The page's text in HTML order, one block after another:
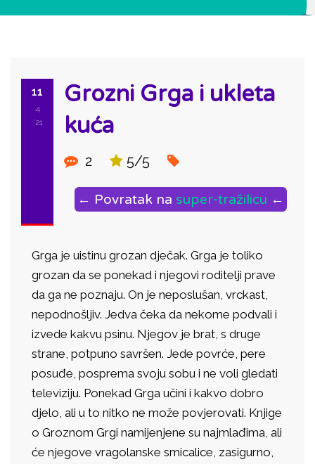
11
4
'21
Grozni Grga i ukleta
kuća
2 5/5
← Povratak na super-tražilicu ←
Grga je uistinu grozan dječak. Grga je toliko
grozan da se ponekad i njegovi roditelji prave
da ga ne poznaju. On je neposlušan, vrckast,
nepodnošljiv. Jedva čeka da nekome podvali i
izvede kakvu psinu. Njegov je brat, s druge
strane, potpuno savršen. Jede povrće, pere
posuđe, posprema svoju sobu i ne voli gledati
televiziju. Ponekad Grga učini i kakvo dobro
djelo, ali u to nitko ne može povjerovati. Knjige
o Groznom Grgi namijenjene su najmlađima, ali
će njegove vragolanske smicalice, zasigurno,